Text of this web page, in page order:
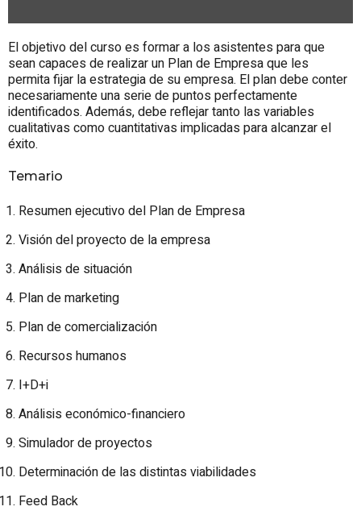
El objetivo del curso es formar a los asistentes para que
sean capaces de realizar un Plan de Empresa que les
permita fijar la estrategia de su empresa. El plan debe conter
necesariamente una serie de puntos perfectamente
identificados. Además, debe reflejar tanto las variables
cualitativas como cuantitativas implicadas para alcanzar el
éxito.
Temario
Resumen ejecutivo del Plan de Empresa
Visión del proyecto de la empresa
Análisis de situación
Plan de marketing
Plan de comercialización
Recursos humanos
I+D+i
Análisis económico-financiero
Simulador de proyectos
Determinación de las distintas viabilidades
Feed Back